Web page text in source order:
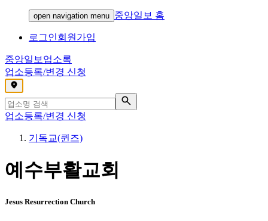
open navigation menu 중앙일보 홈
로그인회원가입
중앙일보 업소록
업소등록/변경 신청
,
업소등록/변경 신청
기독교(퀸즈)
예수부활교회
Jesus Resurrection Church